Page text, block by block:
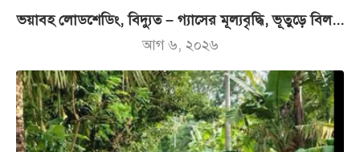
ভয়াবহ লোডশেডিং, বিদ্যুত – গ্যাসের মূল্যবৃদ্ধি, ভূতুড়ে বিল...
আগ ৬, ২০২৬